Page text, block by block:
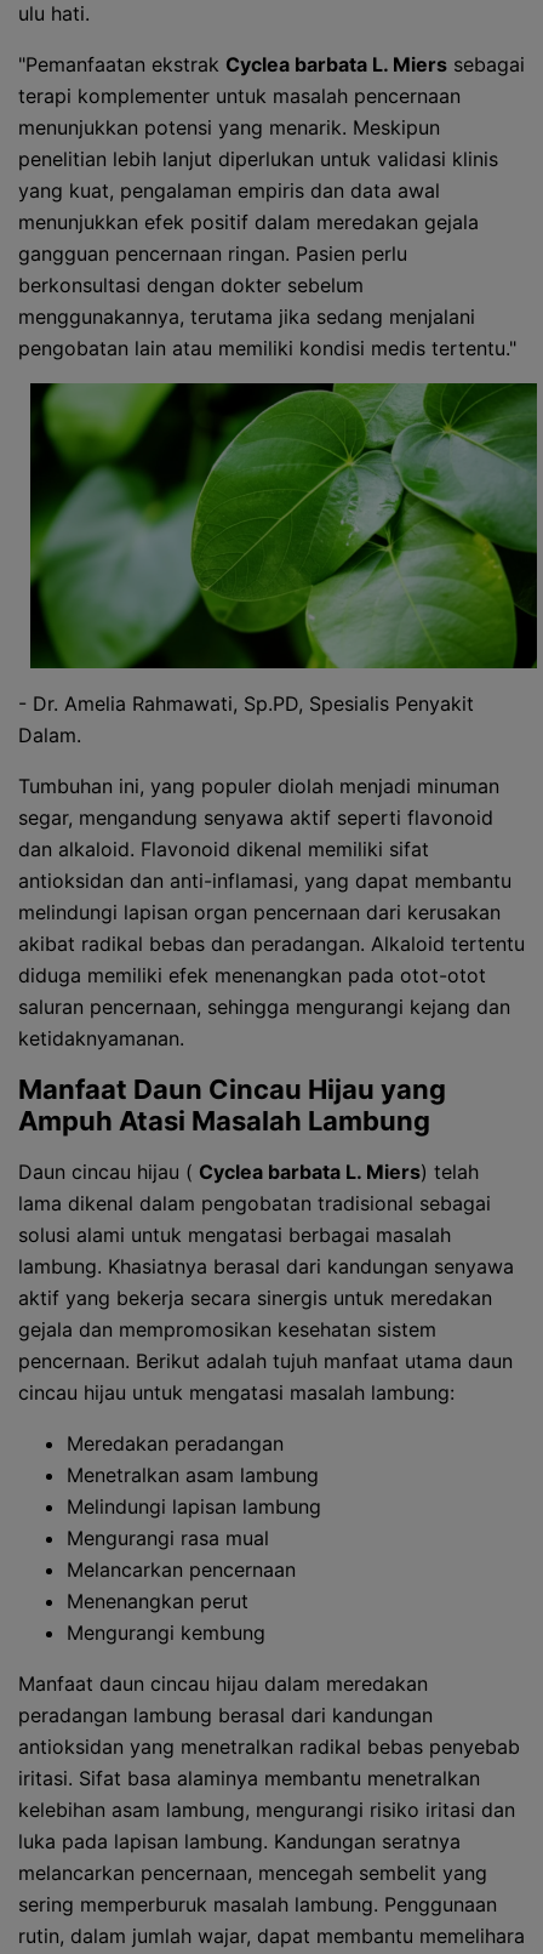
ulu hati.
"Pemanfaatan ekstrak Cyclea barbata L. Miers sebagai
terapi komplementer untuk masalah pencernaan
menunjukkan potensi yang menarik. Meskipun
penelitian lebih lanjut diperlukan untuk validasi klinis
yang kuat, pengalaman empiris dan data awal
menunjukkan efek positif dalam meredakan gejala
gangguan pencernaan ringan. Pasien perlu
berkonsultasi dengan dokter sebelum
menggunakannya, terutama jika sedang menjalani
pengobatan lain atau memiliki kondisi medis tertentu."
- Dr. Amelia Rahmawati, Sp.PD, Spesialis Penyakit
Dalam.
Tumbuhan ini, yang populer diolah menjadi minuman
segar, mengandung senyawa aktif seperti flavonoid
dan alkaloid. Flavonoid dikenal memiliki sifat
antioksidan dan anti-inflamasi, yang dapat membantu
melindungi lapisan organ pencernaan dari kerusakan
akibat radikal bebas dan peradangan. Alkaloid tertentu
diduga memiliki efek menenangkan pada otot-otot
saluran pencernaan, sehingga mengurangi kejang dan
ketidaknyamanan.
Manfaat Daun Cincau Hijau yang
Ampuh Atasi Masalah Lambung
Daun cincau hijau ( Cyclea barbata L. Miers) telah
lama dikenal dalam pengobatan tradisional sebagai
solusi alami untuk mengatasi berbagai masalah
lambung. Khasiatnya berasal dari kandungan senyawa
aktif yang bekerja secara sinergis untuk meredakan
gejala dan mempromosikan kesehatan sistem
pencernaan. Berikut adalah tujuh manfaat utama daun
cincau hijau untuk mengatasi masalah lambung:
Meredakan peradangan
Menetralkan asam lambung
Melindungi lapisan lambung
Mengurangi rasa mual
Melancarkan pencernaan
Menenangkan perut
Mengurangi kembung
Manfaat daun cincau hijau dalam meredakan
peradangan lambung berasal dari kandungan
antioksidan yang menetralkan radikal bebas penyebab
iritasi. Sifat basa alaminya membantu menetralkan
kelebihan asam lambung, mengurangi risiko iritasi dan
luka pada lapisan lambung. Kandungan seratnya
melancarkan pencernaan, mencegah sembelit yang
sering memperburuk masalah lambung. Penggunaan
rutin, dalam jumlah wajar, dapat membantu memelihara